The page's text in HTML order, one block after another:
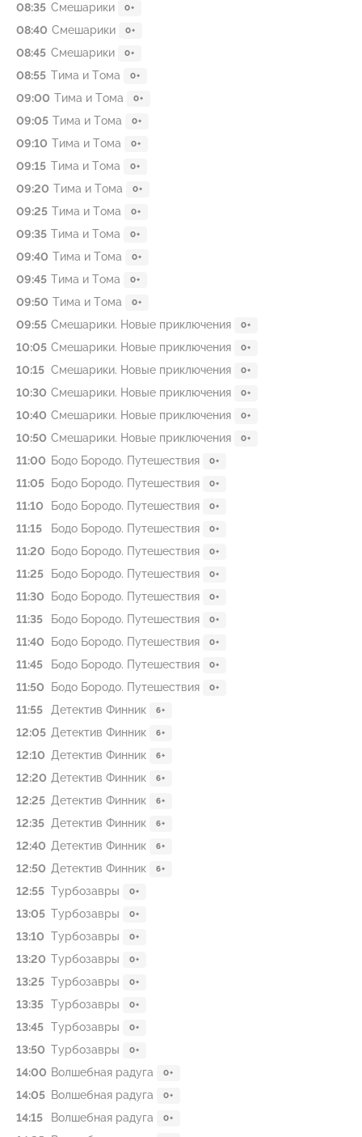
08:35 Смешарики 0+
08:40 Смешарики 0+
08:45 Смешарики 0+
08:55 Тима и Тома 0+
09:00 Тима и Тома 0+
09:05 Тима и Тома 0+
09:10 Тима и Тома 0+
09:15 Тима и Тома 0+
09:20 Тима и Тома 0+
09:25 Тима и Тома 0+
09:35 Тима и Тома 0+
09:40 Тима и Тома 0+
09:45 Тима и Тома 0+
09:50 Тима и Тома 0+
09:55 Смешарики. Новые приключения 0+
10:05 Смешарики. Новые приключения 0+
10:15 Смешарики. Новые приключения 0+
10:30 Смешарики. Новые приключения 0+
10:40 Смешарики. Новые приключения 0+
10:50 Смешарики. Новые приключения 0+
11:00 Бодо Бородо. Путешествия 0+
11:05 Бодо Бородо. Путешествия 0+
11:10 Бодо Бородо. Путешествия 0+
11:15 Бодо Бородо. Путешествия 0+
11:20 Бодо Бородо. Путешествия 0+
11:25 Бодо Бородо. Путешествия 0+
11:30 Бодо Бородо. Путешествия 0+
11:35 Бодо Бородо. Путешествия 0+
11:40 Бодо Бородо. Путешествия 0+
11:45 Бодо Бородо. Путешествия 0+
11:50 Бодо Бородо. Путешествия 0+
11:55 Детектив Финник 6+
12:05 Детектив Финник 6+
12:10 Детектив Финник 6+
12:20 Детектив Финник 6+
12:25 Детектив Финник 6+
12:35 Детектив Финник 6+
12:40 Детектив Финник 6+
12:50 Детектив Финник 6+
12:55 Туpбозавры 0+
13:05 Туpбозавры 0+
13:10 Туpбозавры 0+
13:20 Туpбозавры 0+
13:25 Туpбозавры 0+
13:35 Туpбозавры 0+
13:45 Туpбозавры 0+
13:50 Туpбозавры 0+
14:00 Волшебная радуга 0+
14:05 Волшебная радуга 0+
14:15 Волшебная радуга 0+